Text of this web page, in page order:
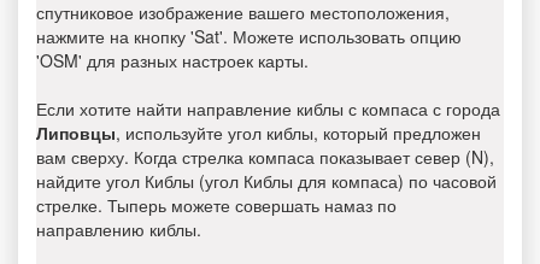
спутниковое изображение вашего местоположения,
нажмите на кнопку 'Sat'. Можете использовать опцию
'OSM' для разных настроек карты.
Если хотите найти направление киблы с компаса с города
Липовцы, используйте угол киблы, который предложен
вам сверху. Когда стрелка компаса показывает север (N),
найдите угол Киблы (угол Киблы для компаса) по часовой
стрелке. Тыперь можете совершать намаз по
направлению киблы.